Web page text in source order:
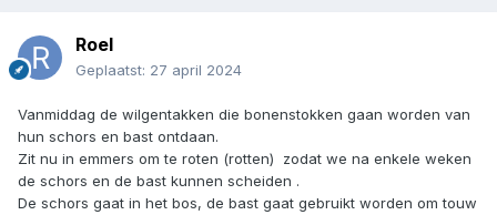
Roel
Geplaatst: 27 april 2024
Vanmiddag de wilgentakken die bonenstokken gaan worden van
hun schors en bast ontdaan.
Zit nu in emmers om te roten (rotten) zodat we na enkele weken
de schors en de bast kunnen scheiden .
De schors gaat in het bos, de bast gaat gebruikt worden om touw